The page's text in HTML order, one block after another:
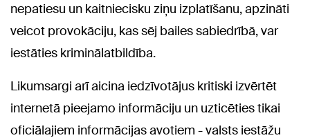
nepatiesu un kaitniecisku ziņu izplatīšanu, apzināti
veicot provokāciju, kas sēj bailes sabiedrībā, var
iestāties kriminālatbildība.
Likumsargi arī aicina iedzīvotājus kritiski izvērtēt
internetā pieejamo informāciju un uzticēties tikai
oficiālajiem informācijas avotiem - valsts iestāžu